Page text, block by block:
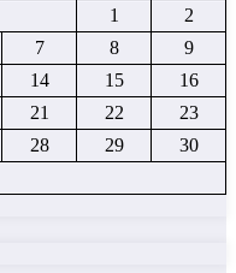
1
2
7 8
9
14 15
16
21 22
23
28 29
30